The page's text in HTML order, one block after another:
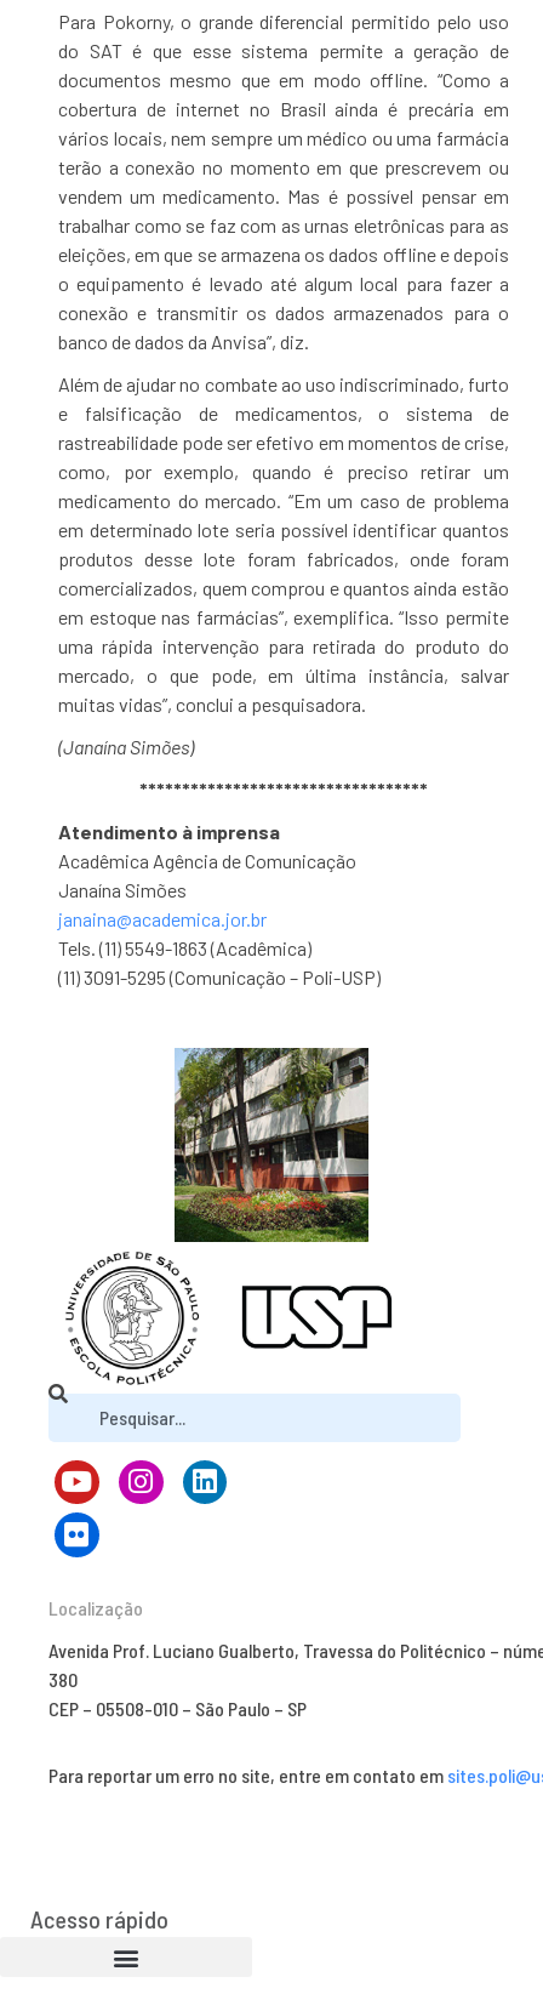
Para Pokorny, o grande diferencial permitido pelo uso
do SAT é que esse sistema permite a geração de
documentos mesmo que em modo offline. “Como a
cobertura de internet no Brasil ainda é precária em
vários locais, nem sempre um médico ou uma farmácia
terão a conexão no momento em que prescrevem ou
vendem um medicamento. Mas é possível pensar em
trabalhar como se faz com as urnas eletrônicas para as
eleições, em que se armazena os dados offline e depois
o equipamento é levado até algum local para fazer a
conexão e transmitir os dados armazenados para o
banco de dados da Anvisa”, diz.
Além de ajudar no combate ao uso indiscriminado, furto
e falsificação de medicamentos, o sistema de
rastreabilidade pode ser efetivo em momentos de crise,
como, por exemplo, quando é preciso retirar um
medicamento do mercado. “Em um caso de problema
em determinado lote seria possível identificar quantos
produtos desse lote foram fabricados, onde foram
comercializados, quem comprou e quantos ainda estão
em estoque nas farmácias”, exemplifica. “Isso permite
uma rápida intervenção para retirada do produto do
mercado, o que pode, em última instância, salvar
muitas vidas”, conclui a pesquisadora.
(Janaína Simões)
**********************************
Atendimento à imprensa
Acadêmica Agência de Comunicação
Janaína Simões
janaina@academica.jor.br
Tels. (11) 5549-1863 (Acadêmica)
(11) 3091-5295 (Comunicação – Poli-USP)
Localização
Avenida Prof. Luciano Gualberto, Travessa do Politécnico –
380
CEP – 05508-010 – São Paulo – SP
Para reportar um erro no site, entre em contato em
Acesso rápido